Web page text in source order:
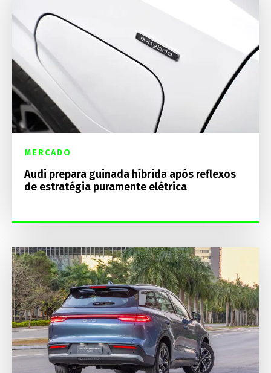
MERCADO
Audi prepara guinada híbrida após reflexos
de estratégia puramente elétrica